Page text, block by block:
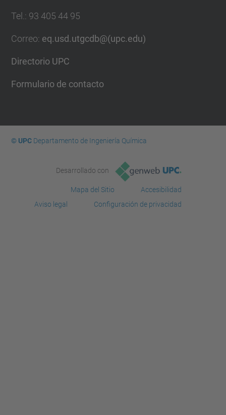
Tel. : 93 405 44 95
Correo: eq.usd.utgcdb@(upc.edu)
Directorio UPC
Formulario de contacto
© UPCDepartamento de Ingeniería Química
Desarrollado con
Mapa del Sitio
Accesibilidad
Aviso legal
Configuración de privacidad